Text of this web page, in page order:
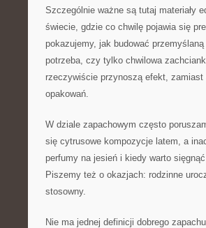
Szczególnie ważne są tutaj materiały
świecie, gdzie co chwilę pojawia się
pokazujemy, jak budować
potrzeba, czy tylko chwilowa
rzeczywiście przynoszą efekt,
opakowań.
W dziale zapachowym często
się cytrusowe kompozycje latem, a
perfumy na jesień i kiedy warto
Piszemy też o okazjach: rodzinne
stosowny.
Nie ma jednej definicji dobrego